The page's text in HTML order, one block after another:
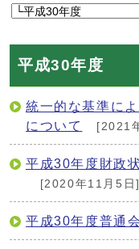
平成30年度
統一的な基準に
について
[2021
平成30年度財政
[2020年11月5日]
平成30年度普通